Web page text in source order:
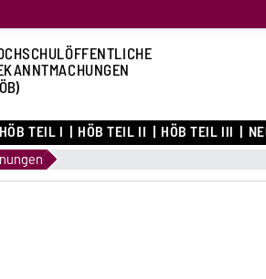
HÖB TEIL I HÖB TEIL II HÖB TEIL III